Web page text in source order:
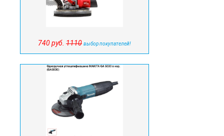
740 руб. 1110 выбор покупателей!